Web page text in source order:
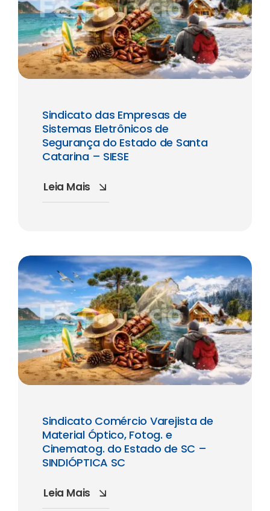
Sindicato das Empresas de
Sistemas Eletrônicos de
Segurança do Estado de Santa
Catarina – SIESE
Leia Mais
Sindicato Comércio Varejista de
Material Óptico, Fotog. e
Cinematog. do Estado de SC –
SINDIÓPTICA SC
Leia Mais